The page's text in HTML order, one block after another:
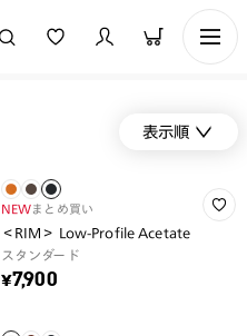
表示順
NEWまとめ買い
＜RIM＞ Low-Profile Acetate
スタンダード
¥7,900